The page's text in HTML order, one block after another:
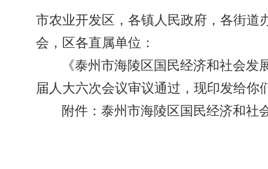
市农业开发区，各镇人民政府，各街道
会，区各直属单位：
《泰州市海陵区国民经济和社会
届人大六次会议审议通过，现印发给你
附件：泰州市海陵区国民经济和社